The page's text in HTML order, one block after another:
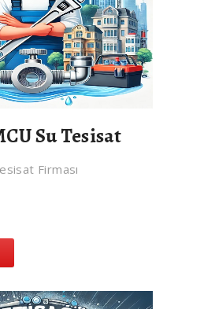
Su Tesisat
Firması